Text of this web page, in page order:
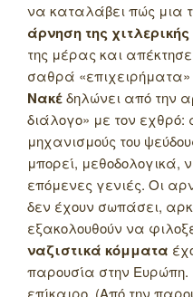
να καταλάβει πώς μια
άρνηση της
της μέρας και
σαθρά
Νακέδηλώνει από την
διάλογο» με τον
μηχανισμούς του
μπορεί, μεθοδολογικά,
επόμενες γενιές. Οι
δεν έχουν σωπάσει,
εξακολουθούν να
ναζιστικά κόμματα
παρουσία στην Ευρώπη.
επίκαιρο. (Από την